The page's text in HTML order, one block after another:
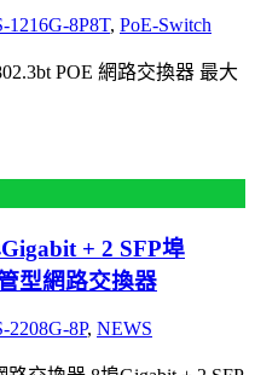
1216G-8P8T, PoE-Switch
POE 網路交換器 最大
+ 2 SFP埠
型網路交換器
2208G-8P, NEWS